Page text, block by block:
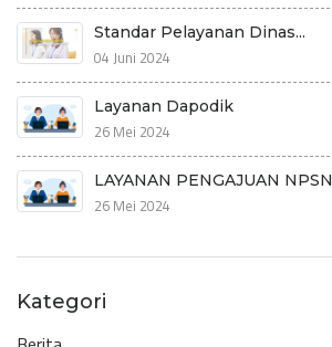
Standar Pelayanan Dinas...
04 Juni 2024
Layanan Dapodik
26 Mei 2024
LAYANAN PENGAJUAN NPSN
26 Mei 2024
Kategori